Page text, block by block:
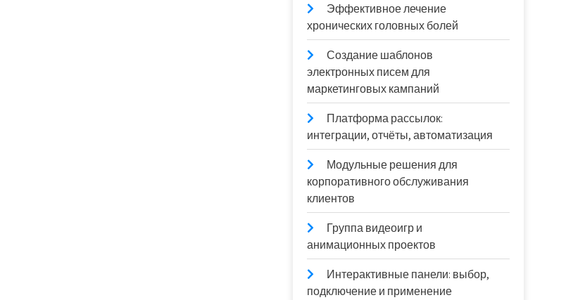
Эффективное лечение
хронических головных болей
Создание шаблонов
электронных писем для
маркетинговых кампаний
Платформа рассылок:
интеграции, отчёты, автоматизация
Модульные решения для
корпоративного обслуживания
клиентов
Группа видеоигр и
анимационных проектов
Интерактивные панели: выбор,
подключение и применение